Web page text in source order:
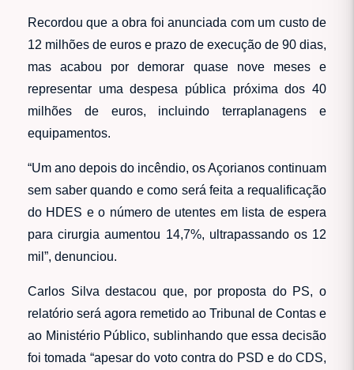
Recordou que a obra foi anunciada com um custo de
12 milhões de euros e prazo de execução de 90 dias,
mas acabou por demorar quase nove meses e
representar uma despesa pública próxima dos 40
milhões de euros, incluindo terraplanagens e
equipamentos.
“Um ano depois do incêndio, os Açorianos continuam
sem saber quando e como será feita a requalificação
do HDES e o número de utentes em lista de espera
para cirurgia aumentou 14,7%, ultrapassando os 12
mil”, denunciou.
Carlos Silva destacou que, por proposta do PS, o
relatório será agora remetido ao Tribunal de Contas e
ao Ministério Público, sublinhando que essa decisão
foi tomada “apesar do voto contra do PSD e do CDS,